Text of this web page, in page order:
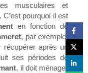
musculaires et
pourquoi il est
en fonction de
, par exemple,
après un
ses périodes de
, il doit ménager